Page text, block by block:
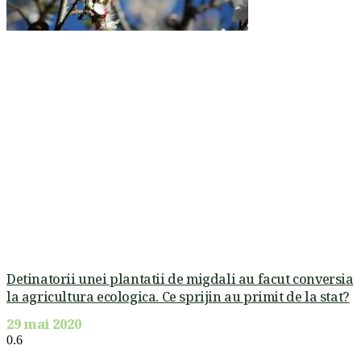
Detinatorii unei plantatii de migdali au facut conversia
la agricultura ecologica. Ce sprijin au primit de la stat?
29 mai 2020